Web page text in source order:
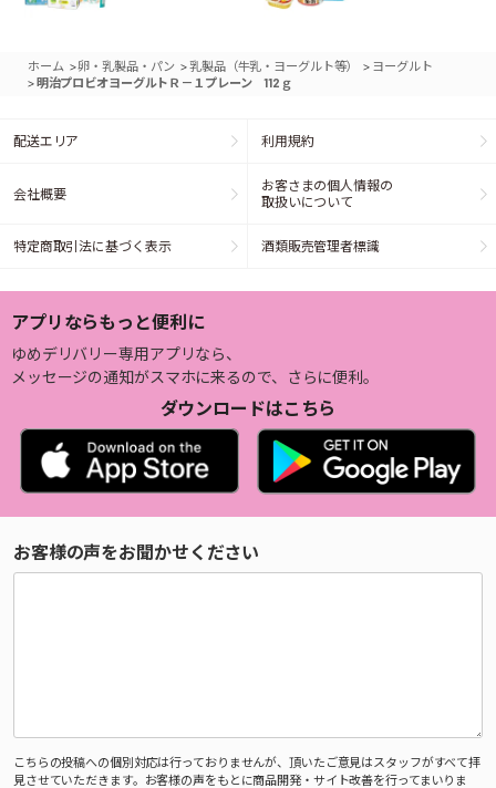
ホーム >卵・乳製品・パン >乳製品（牛乳・ヨーグルト等） > ヨーグルト
> 明治プロビオヨーグルトＲ－１プレーン 112ｇ
配送エリア 利用規約
会社概要
お客さまの個人情報の
取扱いについて
特定商取引法に基づく表示 酒類販売管理者標識
アプリならもっと便利に
ゆめデリバリー専用アプリなら、
メッセージの通知がスマホに来るので、さらに便利。
ダウンロードはこちら
お客様の声をお聞かせください
こちらの投稿への個別対応は行っておりませんが、頂いたご意見はスタッフがすべて拝
見させていただきます。お客様の声をもとに商品開発・サイト改善を行ってまいりま